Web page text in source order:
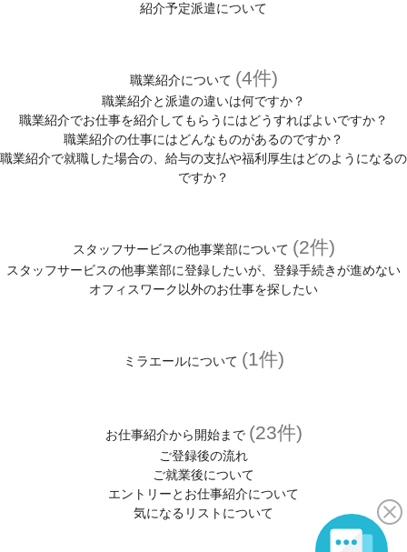
紹介予定派遣について
職業紹介について (4件)
職業紹介と派遣の違いは何ですか？
職業紹介でお仕事を紹介してもらうにはどうすればよいですか？
職業紹介の仕事にはどんなものがあるのですか？
職業紹介で就職した場合の、給与の支払や福利厚生はどのようになるの
ですか？
スタッフサービスの他事業部について (2件)
スタッフサービスの他事業部に登録したいが、登録手続きが進めない
オフィスワーク以外のお仕事を探したい
ミラエールについて (1件)
お仕事紹介から開始まで (23件)
ご登録後の流れ
ご就業後について
エントリーとお仕事紹介について
気になるリストについて